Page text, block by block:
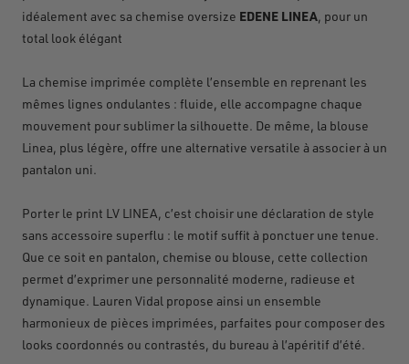
idéalement avec sa chemise oversize EDENE LINEA , pour un
total look élégant
La chemise imprimée complète l’ensemble en reprenant les
mêmes lignes ondulantes : fluide, elle accompagne chaque
mouvement pour sublimer la silhouette. De même, la blouse
Linea, plus légère, offre une alternative versatile à associer à un
pantalon uni.
Porter le print LV LINEA, c’est choisir une déclaration de style
sans accessoire superflu : le motif suffit à ponctuer une tenue.
Que ce soit en pantalon, chemise ou blouse, cette collection
permet d’exprimer une personnalité moderne, radieuse et
dynamique. Lauren Vidal propose ainsi un ensemble
harmonieux de pièces imprimées, parfaites pour composer des
looks coordonnés ou contrastés, du bureau à l’apéritif d’été